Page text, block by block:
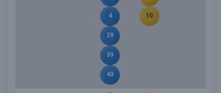
4
29
39
43
10